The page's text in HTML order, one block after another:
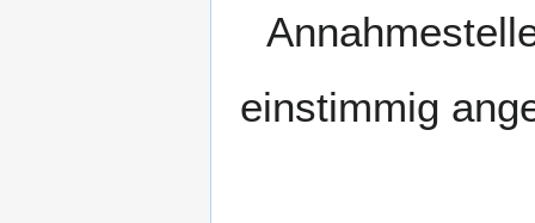
einstimmig